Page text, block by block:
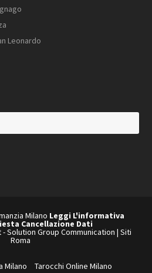
Leonardo
Milano Leggi L'informativa
Cancellazione Dati
-Solution Group Communication | Siti
Roma
Milano Tarocchi Online Milano